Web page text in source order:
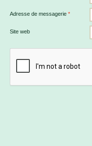
Adresse de messagerie *
Site web